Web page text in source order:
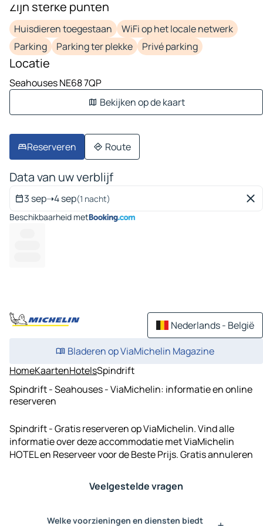
Zijn sterke punten
Huisdieren toegestaan
WiFi op het locale netwerk
Parking
Parking ter plekke Privé parking
Locatie
Seahouses NE68 7QP
Bekijken op de kaart
Reserveren Route
Data van uw verblijf
3 sep➝4 sep(1 nacht)
Beschikbaarheid met
Nederlands - België
Bladeren op ViaMichelin Magazine
HomeKaartenHotelsSpindrift
Spindrift - Seahouses - ViaMichelin: informatie en online
reserveren
Spindrift - Gratis reserveren op ViaMichelin. Vind alle
informatie over deze accommodatie met ViaMichelin
HOTEL en Reserveer voor de Beste Prijs. Gratis annuleren
Veelgestelde vragen
Welke voorzieningen en diensten biedt